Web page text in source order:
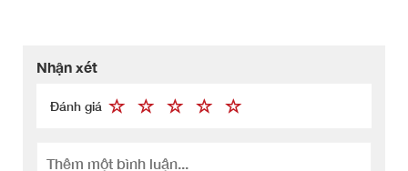
Nhận xét
Đánh giá